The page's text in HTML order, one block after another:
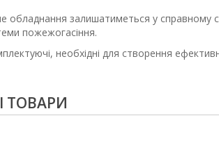
обладнання залишатиметься у справному
пожежогасіння.
необхідні для створення
ТОВАРИ